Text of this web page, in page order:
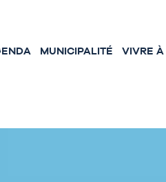
MUNICIPALITÉ VIVRE